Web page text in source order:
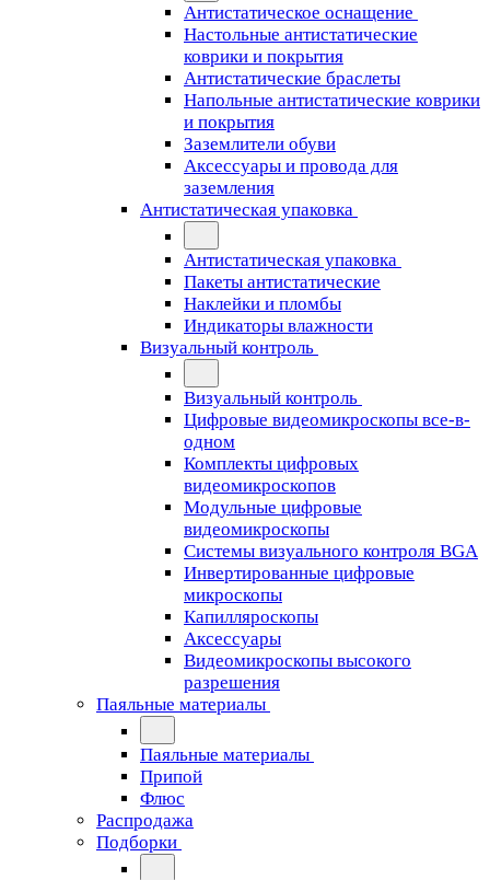
Антистатическое оснащение
Настольные антистатические
коврики и покрытия
Антистатические браслеты
Напольные антистатические коврики
и покрытия
Заземлители обуви
Аксессуары и провода для
заземления
Антистатическая упаковка
Антистатическая упаковка
Пакеты антистатические
Наклейки и пломбы
Индикаторы влажности
Визуальный контроль
Визуальный контроль
Цифровые видеомикроскопы все-в-
одном
Комплекты цифровых
видеомикроскопов
Модульные цифровые
видеомикроскопы
Cистемы визуального контроля BGA
Инвертированные цифровые
микроскопы
Капилляроскопы
Аксессуары
Видеомикроскопы высокого
разрешения
Паяльные материалы
Паяльные материалы
Припой
Флюс
Распродажа
Подборки